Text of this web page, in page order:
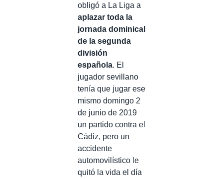
obligó a La Liga a
aplazar toda la
jornada dominical
de la segunda
división
española. El
jugador sevillano
tenía que jugar ese
mismo domingo 2
de junio de 2019
un partido contra el
Cádiz, pero un
accidente
automovilístico le
quitó la vida el día